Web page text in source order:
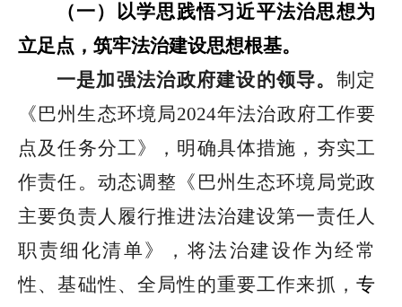
（一）以学思践悟习近平法治思想为
立足点， 筑牢法治建设思想根基。
一是加强法治政府建设的领导。 制定
《巴州生态环境局2024年法治政府工作要
点及任务分工》，明确具体措施，夯实工
作责任。动态调整《巴州生态环境局党政
主要负责人履行推进法治建设第一责任人
职责细化清单》，将法治建设作为经常
性、基础性、全局性的重要工作来抓， 专